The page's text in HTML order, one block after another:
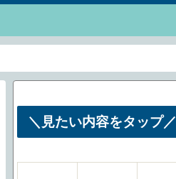
＼見たい内容をタップ／